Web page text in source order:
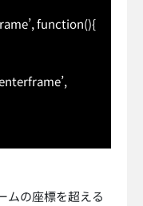
function(){
ムの座標を超える